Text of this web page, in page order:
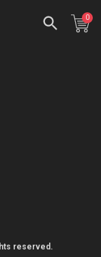
0
reserved.